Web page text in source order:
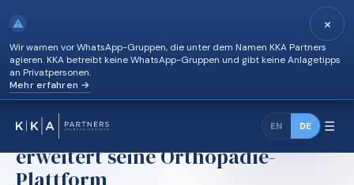
⚠
Wir warnen vor WhatsApp-Gruppen, die unter dem Namen KKA Partners
agieren. KKA betreibt keine WhatsApp-Gruppen und gibt keine Anlagetipps
an Privatpersonen.
Mehr erfahren →
×
EN DE ☰
HHS übernimmt PlusORTHO und
erweitert seine Orthopädie-